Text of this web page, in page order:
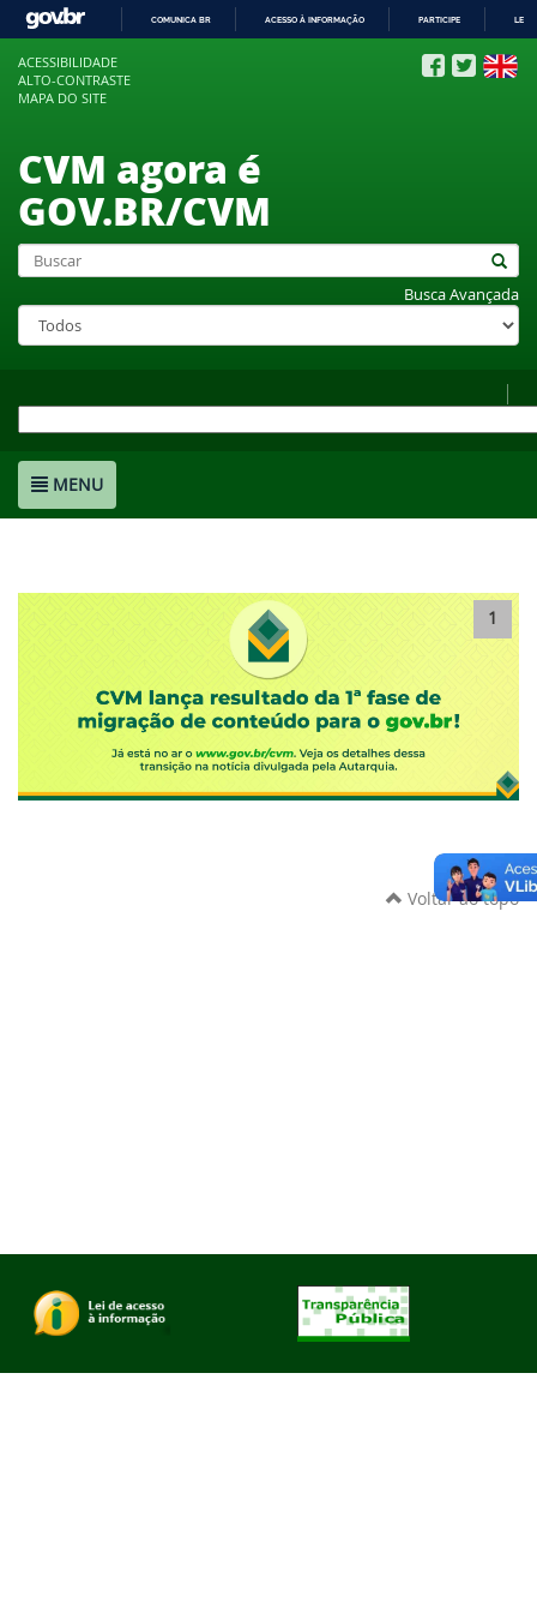
COMUNICA BR ACESSO À INFORMAÇÃO PARTICIPE
ACESSIBILIDADE
ALTO-CONTRASTE
MAPA DO SITE
CVM agora é
GOV.BR/CVM
Busca Avançada
MENU
1
Voltar ao topo